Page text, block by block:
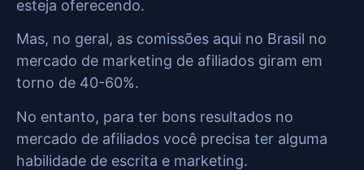
esteja oferecendo.
Mas, no geral, as comissões aqui no Brasil no
mercado de marketing de afiliados giram em
torno de 40-60%.
No entanto, para ter bons resultados no
mercado de afiliados você precisa ter alguma
habilidade de escrita e marketing.